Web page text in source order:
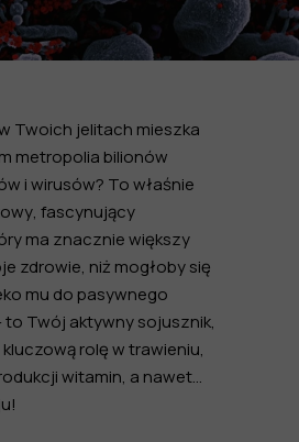
Twoich jelitach mieszka
metropolia bilionów
i wirusów? To właśnie
, fascynujący
ma znacznie większy
zdrowie, niż mogłoby się
mu do pasywnego
Twój aktywny sojusznik,
rolę w trawieniu,
witamin, a nawet…